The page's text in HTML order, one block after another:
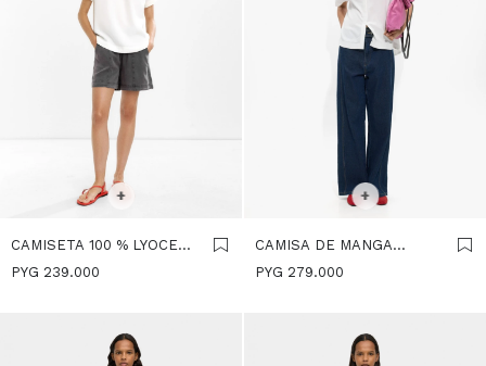
SELECCIONAR TALLE
L
+
CAMISETA 100 % LYOCELL
- CRUDO
PYG 239.000
SELECCIONAR TALLE
+
CAMISA DE MANGA
CORTA - CRUDO
PYG 279.000